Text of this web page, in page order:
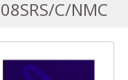
C/NMC